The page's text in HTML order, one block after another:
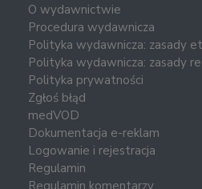
O wydawnictwie
Procedura wydawnicza
Polityka wydawnicza: zasady
Polityka wydawnicza: zasady
Polityka prywatności
Zgłoś błąd
medVOD
Dokumentacja e-reklam
Logowanie i rejestracja
Regulamin
Regulamin komentarzy